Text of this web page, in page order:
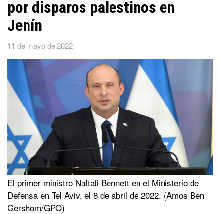
por disparos palestinos en
Jenín
11 de mayo de 2022
El primer ministro Naftali Bennett en el Ministerio de
Defensa en Tel Aviv, el 8 de abril de 2022. (Amos Ben
Gershom/GPO)